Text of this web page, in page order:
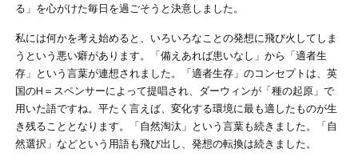
る」を心がけた毎日を過ごそうと決意しました。
私には何かを考え始めると、いろいろなことの発想に飛び火してしま
うという悪い癖があります。「備えあれば患いなし」から「適者生
存」という言葉が連想されました。「適者生存」のコンセプトは、英
国のH＝スペンサーによって提唱され、ダーウィンが「種の起原」で
用いた語ですね。平たく言えば、変化する環境に最も適したものが生
き残ることとなります。「自然淘汰」という言葉も続きました。「自
然選択」などという用語も飛び出し、発想の転換は続きました。